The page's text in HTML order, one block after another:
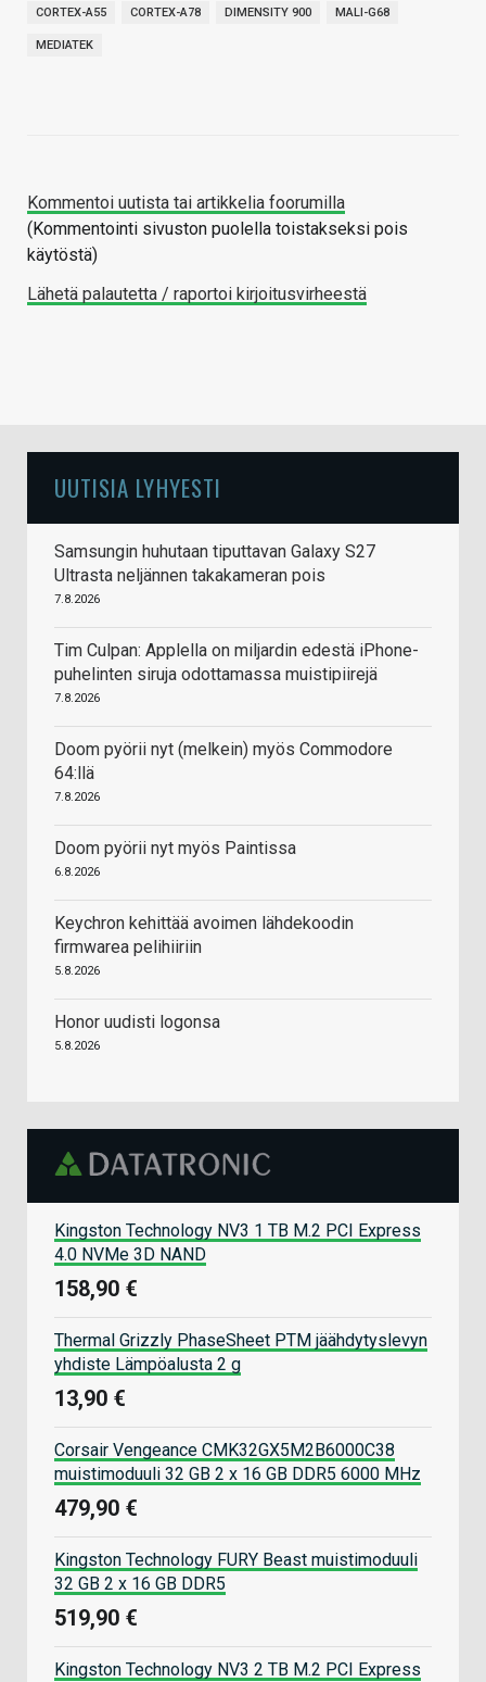
CORTEX-A55 CORTEX-A78 DIMENSITY 900 MALI-G68
MEDIATEK
Kommentoi uutista tai artikkelia foorumilla
(Kommentointi sivuston puolella toistakseksi pois
käytöstä)
Lähetä palautetta / raportoi kirjoitusvirheestä
UUTISIA LYHYESTI
Samsungin huhutaan tiputtavan Galaxy S27
Ultrasta neljännen takakameran pois
7.8.2026
Tim Culpan: Applella on miljardin edestä iPhone-
puhelinten siruja odottamassa muistipiirejä
7.8.2026
Doom pyörii nyt (melkein) myös Commodore
64:llä
7.8.2026
Doom pyörii nyt myös Paintissa
6.8.2026
Keychron kehittää avoimen lähdekoodin
firmwarea pelihiiriin
5.8.2026
Honor uudisti logonsa
5.8.2026
Kingston Technology NV3 1 TB M.2 PCI Express
4.0 NVMe 3D NAND
158,90 €
Thermal Grizzly PhaseSheet PTM jäähdytyslevyn
yhdiste Lämpöalusta 2 g
13,90 €
Corsair Vengeance CMK32GX5M2B6000C38
muistimoduuli 32 GB 2 x 16 GB DDR5 6000 MHz
479,90 €
Kingston Technology FURY Beast muistimoduuli
32 GB 2 x 16 GB DDR5
519,90 €
Kingston Technology NV3 2 TB M.2 PCI Express